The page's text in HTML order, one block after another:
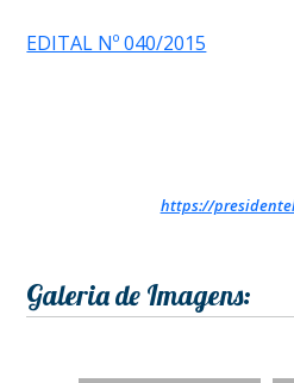
EDITAL Nº 040/2015
https://
Galeria de Imagens: